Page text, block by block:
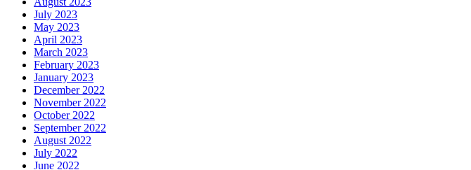
July 2023
May 2023
April 2023
March 2023
February 2023
January 2023
December 2022
November 2022
October 2022
September 2022
August 2022
July 2022
June 2022